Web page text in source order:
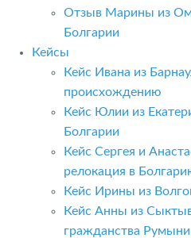
Отзыв Марины из
Болгарии
Кейсы
Кейс Ивана из
происхождению
Кейс Юлии из
Болгарии
Кейс Сергея и
релокация в
Кейс Ирины из
Кейс Анны из
гражданства